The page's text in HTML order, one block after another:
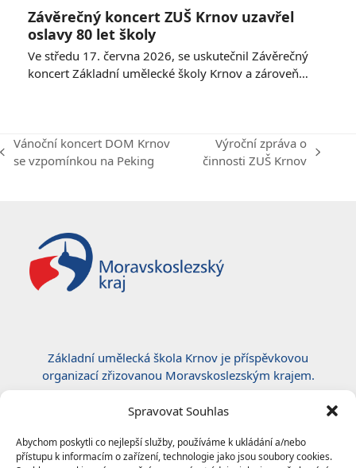
Spravovat Souhlas
Abychom poskytli co nejlepší služby, používáme k ukládání a/nebo
přístupu k informacím o zařízení, technologie jako jsou soubory cookies.
Závěrečný koncert ZUŠ Krnov uzavřel
oslavy 80 let školy
Ve středu 17. června 2026, se uskutečnil Závěrečný
koncert Základní umělecké školy Krnov a zároveň…
previous
Vánoční koncert DOM Krnov
se vzpomínkou na Peking
next
Výroční zpráva o
činnosti ZUŠ Krnov
Základní umělecká škola Krnov je příspěvkovou
organizací zřizovanou Moravskoslezským krajem.
Certifikace ČSN EN ISO 50001:2019